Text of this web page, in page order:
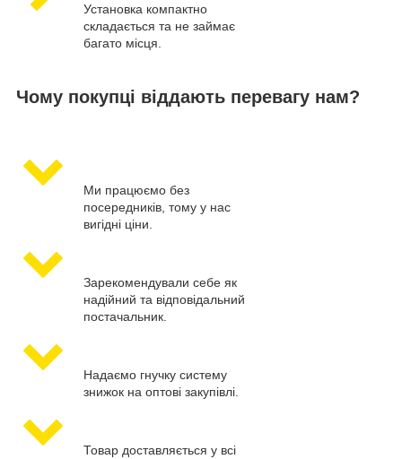
Установка компактно
складається та не займає
багато місця.
Чому покупці віддають перевагу нам?
Ми працюємо без
посередників, тому у нас
вигідні ціни.
Зарекомендували себе як
надійний та відповідальний
постачальник.
Надаємо гнучку систему
знижок на оптові закупівлі.
Товар доставляється у всі